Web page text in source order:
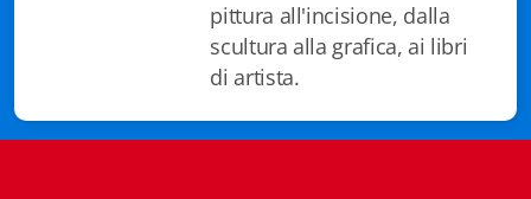
pittura all'incisione, dalla
scultura alla grafica, ai libri
di artista.
iQuaderni - fondazioneculturalecollinadoro
Istituzioni - Società - Cittadini